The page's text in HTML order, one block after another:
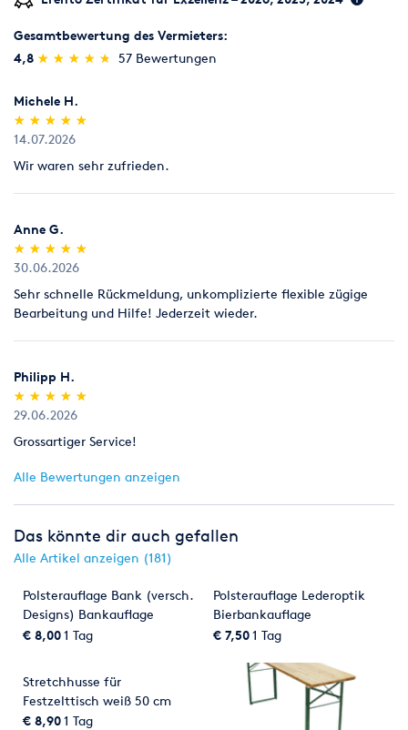
Gesamtbewertung des Vermieters:
4,8 (*)
★
★
(*) ★
★
(*) ★
★
(*) ★
★
(*) ★
★ 57 Bewertungen
Michele H.
(*)
★
★
(*) ★
★
(*) ★
★
(*) ★
★
(*) ★
★
14.07.2026
Wir waren sehr zufrieden.
Anne G.
(*)
★
★
(*) ★
★
(*) ★
★
(*) ★
★
(*) ★
★
30.06.2026
Sehr schnelle Rückmeldung, unkomplizierte flexible zügige
Bearbeitung und Hilfe! Jederzeit wieder.
Philipp H.
(*)
★
★
(*) ★
★
(*) ★
★
(*) ★
★
(*) ★
★
29.06.2026
Grossartiger Service!
Alle Bewertungen anzeigen
Das könnte dir auch gefallen
Alle Artikel anzeigen (181)
Polsterauflage Bank (versch.
Designs) Bankauflage
Bankhusse
€ 8,001 Tag
Polsterauflage Lederoptik
Bierbankauflage
€ 7,501 Tag
Stretchhusse für
Festzelttisch weiß 50 cm
Biertischhusse
€ 8,901 Tag